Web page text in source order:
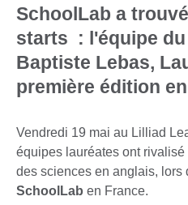
SchoolLab a
starts : l'équipe du
Baptiste Lebas,
première édition
Vendredi 19 mai au Lilliad
équipes lauréates ont
des sciences en anglais, lors
SchoolLab en France.